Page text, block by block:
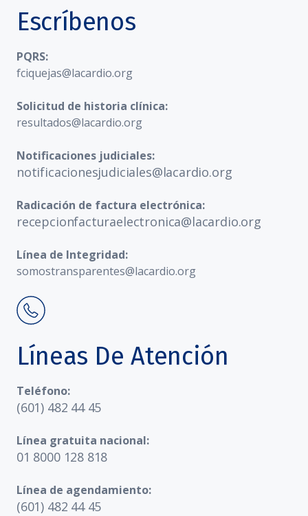
Escríbenos
PQRS:
fciquejas@lacardio.org
Solicitud de historia clínica:
resultados@lacardio.org
Notificaciones judiciales:
notificacionesjudiciales@lacardio.org
Radicación de factura electrónica:
recepcionfacturaelectronica@lacardio.org
Línea de Integridad:
somostransparentes@lacardio.org
Líneas De Atención
Teléfono:
(601) 482 44 45
Línea gratuita nacional:
01 8000 128 818
Línea de agendamiento:
(601) 482 44 45